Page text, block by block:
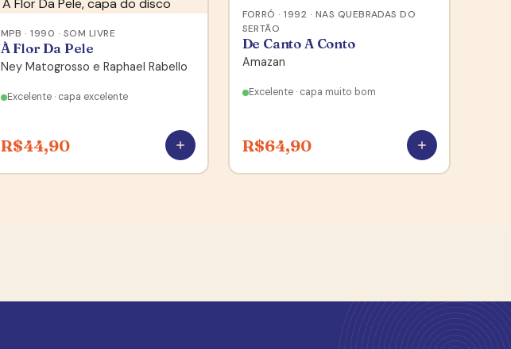
MPB · 1990 · SOM LIVRE
À Flor Da Pele
Ney Matogrosso e Raphael Rabello
Excelente · capa excelente
R$44,90
FORRÓ · 1992 · NAS QUEBRADAS DO
SERTÃO
De Canto A Conto
Amazan
Excelente · capa muito bom
R$64,90